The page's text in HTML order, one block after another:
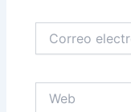
electrónico*